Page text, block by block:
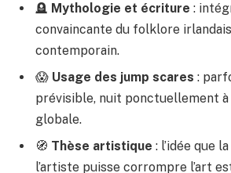
🪦 Mythologie et écriture :
convaincante du folklore
contemporain.
😱 Usage des jump scares :
prévisible, nuit ponctuellement
globale.
🧭 Thèse artistique : l’idée que
l’artiste puisse corrompre l’art